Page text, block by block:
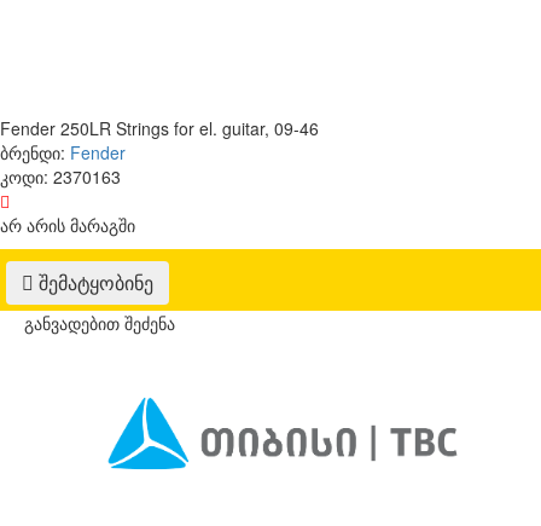
Fender 250LR Strings for el. guitar, 09-46
ბრენდი: Fender
კოდი: 2370163
არ არის მარაგში
შემატყობინე
განვადებით შეძენა